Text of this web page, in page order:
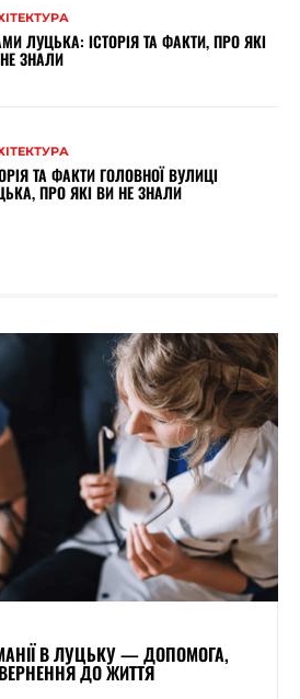
ЛУЦЬКА: ІСТОРІЯ ТА ФАКТИ, ПРО ЯКІ
ЗНАЛИ
ТА ФАКТИ ГОЛОВНОЇ ВУЛИЦІ
ПРО ЯКІ ВИ НЕ ЗНАЛИ
В ЛУЦЬКУ — ДОПОМОГА,
ДО ЖИТТЯ